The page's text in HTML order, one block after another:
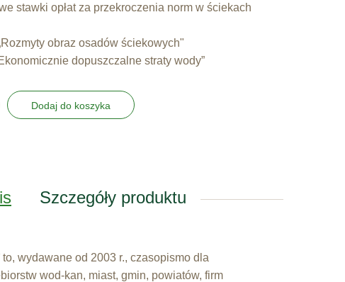
stawki opłat za przekroczenia norm w ściekach
obraz osadów ściekowych"
dopuszczalne straty wody”
Dodaj do koszyka
Szczegóły produktu
wydawane od 2003 r., czasopismo dla
wod-kan, miast, gmin, powiatów, firm